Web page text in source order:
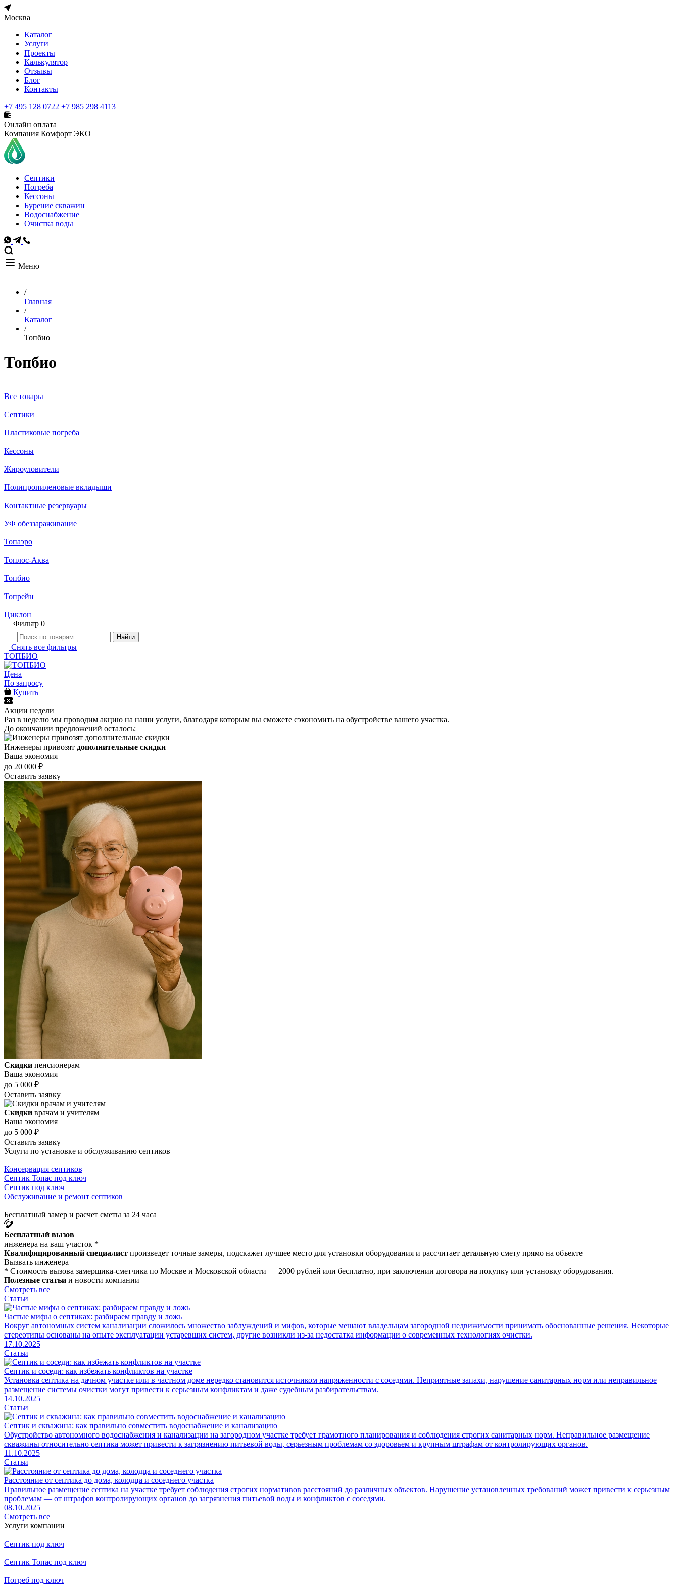
Москва
Каталог
Услуги
Проекты
Калькулятор
Отзывы
Блог
Контакты
+7 495 128 0722 +7 985 298 4113
Онлайн оплата
Компания Комфорт ЭКО
Септики
Погреба
Кессоны
Бурение скважин
Водоснабжение
Очистка воды
Меню
/
Главная
/
Каталог
/
Топбио
Топбио
Все товары
Септики
Пластиковые погреба
Кессоны
Жироуловители
Полипропиленовые вкладыши
Контактные резервуары
УФ обеззараживание
Топаэро
Топлос-Аква
Топбио
Топрейн
Циклон
Фильтр 0
Найти
Снять все фильтры
ТОПБИО
Цена
По запросу
Купить
Акции недели
Раз в неделю мы проводим акцию на наши услуги, благодаря которым вы сможете сэкономить на обустройстве вашего участка.
До окончании предложений осталось:
Инженеры привозят дополнительные скидки
Ваша экономия
до 20 000 ₽
Оставить заявку
Скидки пенсионерам
Ваша экономия
до 5 000 ₽
Оставить заявку
Скидки врачам и учителям
Ваша экономия
до 5 000 ₽
Оставить заявку
Услуги по установке и обслуживанию септиков
Консервация септиков
Септик Топас под ключ
Септик под ключ
Обслуживание и ремонт септиков
Бесплатный замер и расчет сметы за 24 часа
Бесплатный вызов
инженера на ваш участок *
Квалифицированный специалист произведет точные замеры, подскажет лучшее место для установки оборудования и рассчитает детальную смету прямо на объекте
Вызвать инженера
* Стоимость вызова замерщика-сметчика по Москве и Московской области — 2000 рублей или бесплатно, при заключении договора на покупку или установку оборудования.
Полезные статьи и новости компании
Смотреть все
Статьи
Частые мифы о септиках: разбираем правду и ложь
Вокруг автономных систем канализации сложилось множество заблуждений и мифов, которые мешают владельцам загородной недвижимости принимать обоснованные решения. Некоторые
стереотипы основаны на опыте эксплуатации устаревших систем, другие возникли из-за недостатка информации о современных технологиях очистки.
17.10.2025
Статьи
Септик и соседи: как избежать конфликтов на участке
Установка септика на дачном участке или в частном доме нередко становится источником напряженности с соседями. Неприятные запахи, нарушение санитарных норм или неправильное
размещение системы очистки могут привести к серьезным конфликтам и даже судебным разбирательствам.
14.10.2025
Статьи
Септик и скважина: как правильно совместить водоснабжение и канализацию
Обустройство автономного водоснабжения и канализации на загородном участке требует грамотного планирования и соблюдения строгих санитарных норм. Неправильное размещение
скважины относительно септика может привести к загрязнению питьевой воды, серьезным проблемам со здоровьем и крупным штрафам от контролирующих органов.
11.10.2025
Статьи
Расстояние от септика до дома, колодца и соседнего участка
Правильное размещение септика на участке требует соблюдения строгих нормативов расстояний до различных объектов. Нарушение установленных требований может привести к серьезным
проблемам — от штрафов контролирующих органов до загрязнения питьевой воды и конфликтов с соседями.
08.10.2025
Смотреть все
Услуги компании
Септик под ключ
Септик Топас под ключ
Погреб под ключ